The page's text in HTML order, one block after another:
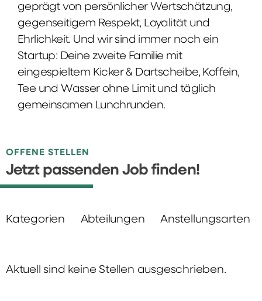
geprägt von persönlicher Wertschätzung,
gegenseitigem Respekt, Loyalität und
Ehrlichkeit. Und wir sind immer noch ein
Startup: Deine zweite Familie mit
eingespieltem Kicker & Dartscheibe, Koffein,
Tee und Wasser ohne Limit und täglich
gemeinsamen Lunchrunden.
OFFENE STELLEN
Jetzt passenden Job finden!
Kategorien Abteilungen Anstellungsarten
Aktuell sind keine Stellen ausgeschrieben.